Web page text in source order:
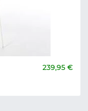
239,95 €